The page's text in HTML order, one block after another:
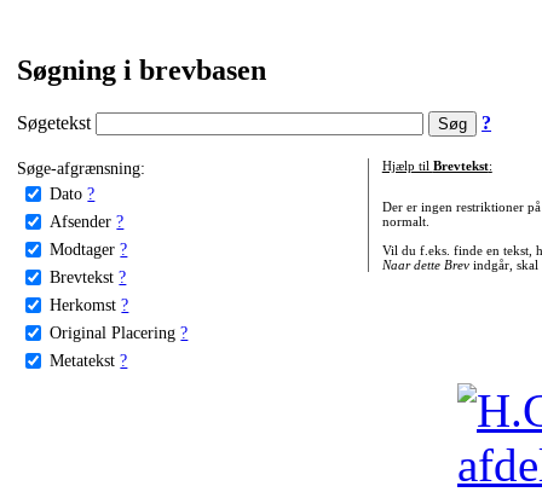
Søgning i brevbasen
Søgetekst ?
Søge-afgrænsning:
Dato ?
Afsender ?
Modtager ?
Brevtekst ?
Herkomst ?
Original Placering ?
Metatekst ?
Hjælp til Brevtekst:
Der er ingen restriktioner
normalt.
Vil du f.eks. finde en tekst,
Naar dette Brevindgår, skal